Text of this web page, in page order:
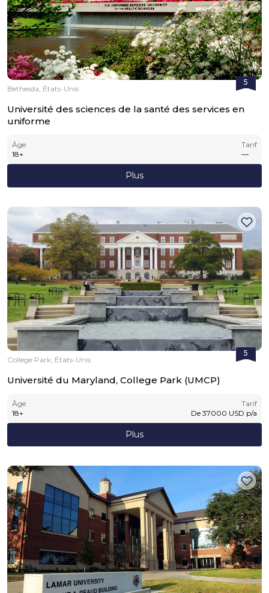
5
Bethesda, États-Unis
Université des sciences de la santé des services en
uniforme
Âge
18+
Tarif
—
Plus
5
College Park, États-Unis
Université du Maryland, College Park (UMCP)
Âge
18+
Tarif
De 37000 USD p/a
Plus